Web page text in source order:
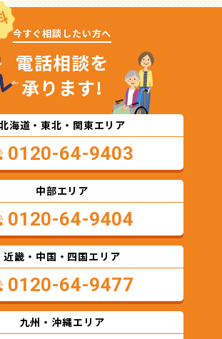
今すぐ相談したい方へ
電話相談を
承ります!
海道・東北・関東エリア
0120-64-9403
中部エリア
0120-64-9404
近畿・中国・四国エリア
0120-64-9477
九州・沖縄エリア